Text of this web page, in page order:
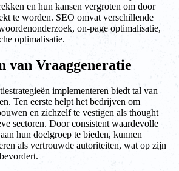
en hun kansen vergroten om door
te worden. SEO omvat verschillende
on-page optimalisatie,
optimalisatie.
van Vraaggeneratie
implementeren biedt tal van
Ten eerste helpt het bedrijven om
en zichzelf te vestigen als thought
sectoren. Door consistent waardevolle
hun doelgroep te bieden, kunnen
als vertrouwde autoriteiten, wat op zijn